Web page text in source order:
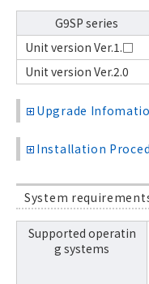
G9SP series
Unit version Ver.1.□
Unit version Ver.2.0
Upgrade
Installation
System
Supported operatin
g systems